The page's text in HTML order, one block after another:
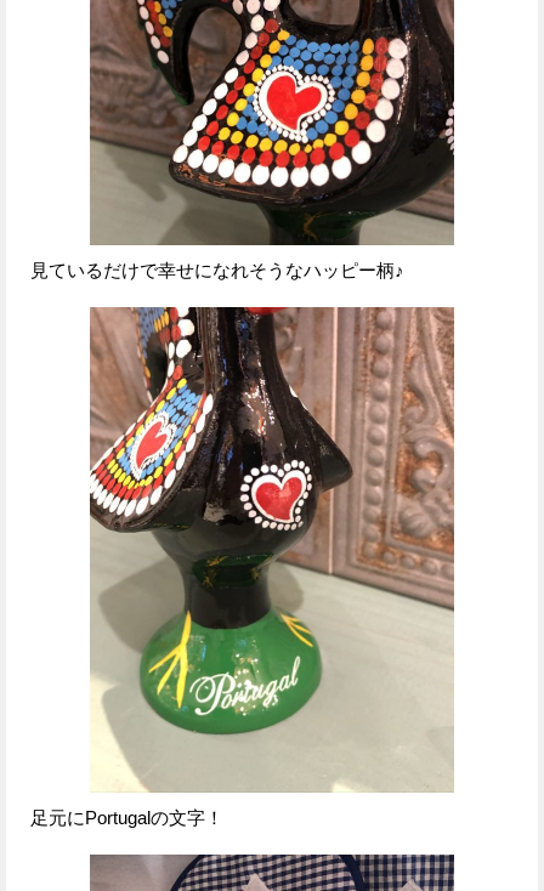
見ているだけで幸せになれそうなハッピー柄♪
足元にPortugalの文字！